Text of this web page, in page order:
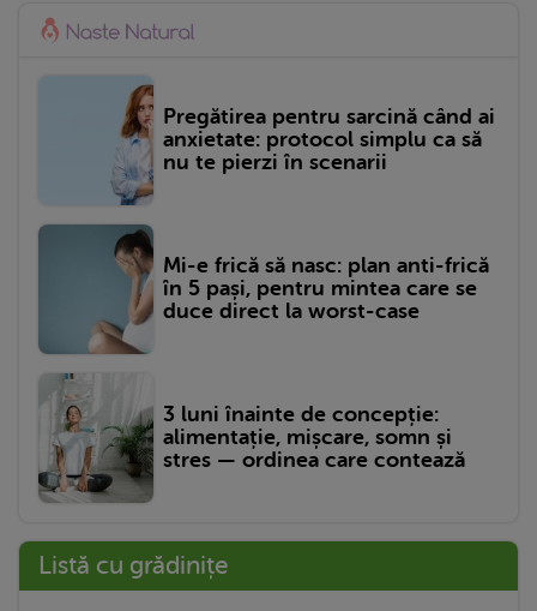
Pregătirea pentru sarcină când ai
anxietate: protocol simplu ca să
nu te pierzi în scenarii
Mi-e frică să nasc: plan anti-frică
în 5 pași, pentru mintea care se
duce direct la worst-case
3 luni înainte de concepție:
alimentație, mișcare, somn și
stres — ordinea care contează
Listă cu grădinițe